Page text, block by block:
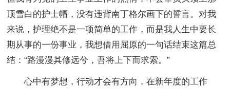
顶雪白的护士帽，没有违背南丁格尔画下的誓言。对我
来说，护理绝不是一项简单的工作，而是我人生中要长
期从事的一份事业，我想借用屈原的一句话结束这篇总
结：“路漫漫其修远兮，吾将上下而求索。”
心中有梦想，行动才会有方向，在新年度的工作